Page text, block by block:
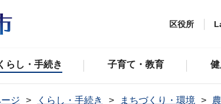
区役所
らし・手続き 子育て・教育
ジ くらし・手続き まちづくり・環境